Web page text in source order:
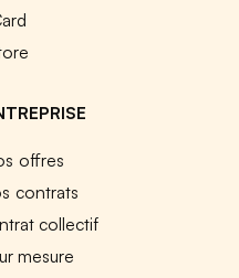
offres
contrats
collectif
mesure